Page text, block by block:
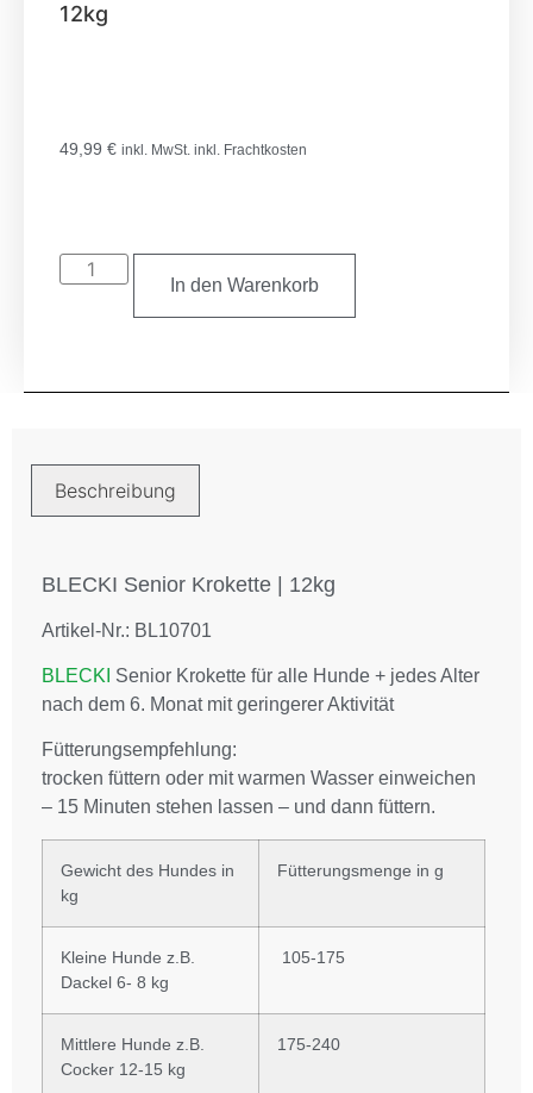
12kg
49,99 € inkl. MwSt. inkl. Frachtkosten
In den Warenkorb
Beschreibung
BLECKI Senior Krokette | 12kg
Artikel-Nr.: BL10701
BLECKI Senior Krokette für alle Hunde + jedes Alter
nach dem 6. Monat mit geringerer Aktivität
Fütterungsempfehlung:
trocken füttern oder mit warmen Wasser einweichen
– 15 Minuten stehen lassen – und dann füttern.
Gewicht des Hundes in
kg
Fütterungsmenge in g
Kleine Hunde z.B.
Dackel 6- 8 kg
105-175
Mittlere Hunde z.B.
Cocker 12-15 kg
175-240